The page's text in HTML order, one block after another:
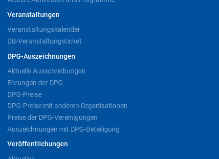
Veranstaltungen
Veranstaltungskalender
DB-Veranstaltungsticket
DPG-Auszeichnungen
Aktuelle Ausschreibungen
Ehrungen der DPG
DPG-Preise
DPG-Preise mit anderen Organisationen
Preise der DPG-Vereinigungen
Auszeichnungen mit DPG-Beteiligung
Veröffentlichungen